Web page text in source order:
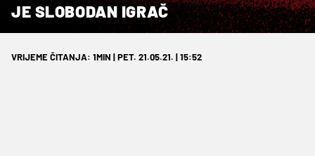
JE SLOBODAN IGRAČ
VRIJEME ČITANJA: 1MIN | PET. 21.05.21. | 15:52